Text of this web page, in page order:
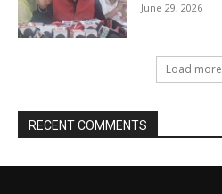
June 29, 2026
Load more
RECENT COMMENTS